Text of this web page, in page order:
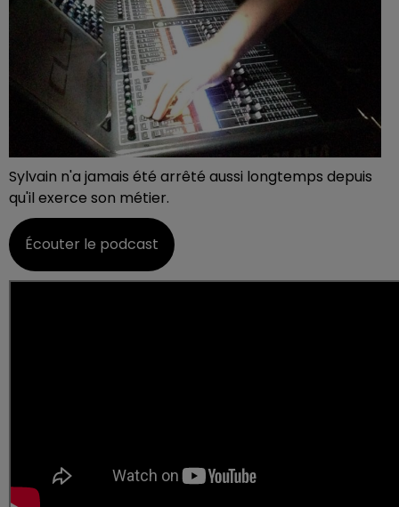
Sylvain n'a jamais été arrêté aussi longtemps depuis
qu'il exerce son métier.
Écouter le podcast